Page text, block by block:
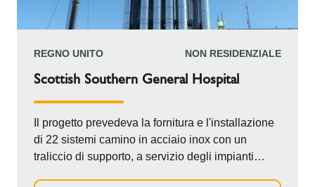
REGNO UNITO NON RESIDENZIALE
Scottish Southern General Hospital
Il progetto prevedeva la fornitura e l'installazione
di 22 sistemi camino in acciaio inox con un
traliccio di supporto, a servizio degli impianti